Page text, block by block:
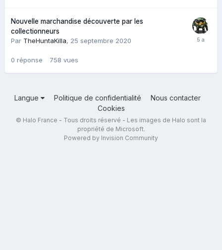
Nouvelle marchandise découverte par les
collectionneurs
Par TheHuntaKilla, 25 septembre 2020
0 réponse 758 vues
Langue Politique de confidentialité
Nous contacter
Cookies
© Halo France - Tous droits réservé - Les images de Halo sont la
propriété de Microsoft.
Powered by Invision Community